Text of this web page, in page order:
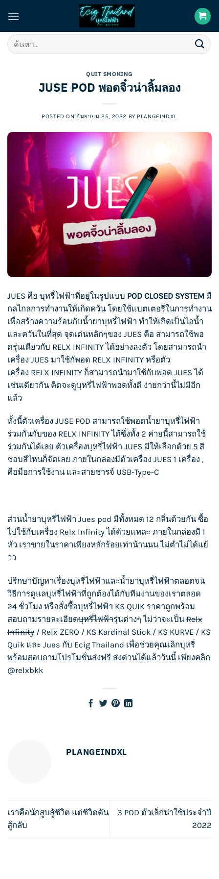
content
ค้นหา:
QUIT SMOKING
JUSE POD พอดจิ๋วน่าลิ้มลอง
POSTED ON กันยายน 25, 2022 BY PLANGEINDXL
JUES คือ บุหรี่ไฟฟ้าที่อยู่ในรูปแบบ POD CLOSED SYSTEM มี
กลไกลการทำงานให้เกิดควัน โดยใช้แบตเตอรี่ในการทำงาน
เพื่อสร้างความร้อนกับน้ำยาบุหรี่ไฟฟ้า ทำให้เกิดเป็นไอน้ำ
และควันในที่สุด จุดเด่นหลักๆของ JUES คือ สามารถใช้พอ
ดรุ่นเดียวกับ RELX INFINITYได้อย่างลงตัว โดยสามารถนำ
เครื่อง JUES มาใช้กัพอด RELX INFINITY หรือตัว
เครื่อง RELX INFINITY ก็สามารถนำมาใช้กับพอด JUES ได้
เช่นเดียวกัน คิดจะดูบุหรี่ไฟฟ้าพอดทั้งดี ง่ายกว่านี้ไม่มีอีก
แล้ว
ทั้งนี้ตัวเครื่อง JUSE POD สามารถใช้พอดน้ำยาบุหรี่ไฟฟ้า
ร่วมกันกับของ RELX INFINITY ได้ซึ่งทั้ง 2 ค่ายนี้สามารถใช้
ร่วมกันได้เลย ตัวเครื่องบุหรี่ไฟฟ้า JUES มีให้เลือกด้วย 5 สี
ชอบสีไหนก็จัดเลย ภายในกล่องมีตัวเครื่อง JUES 1 เครื่อง ,
คือมือการใช้งาน และสายชารจ์ USB-Type-C
ส่วนน้ำยาบุหรี่ไฟฟ้า Jues pod มีทั้งหมด 12 กลิ่นด้วยกัน ซื้อ
ไปใช้กับเครื่อง Relx Infinityได้ด้วยแหละ ภายในกล่องมี 1
หัว เราขายในราคาเพียงหลักร้อยเท่าน้านนน ไม่ตำไม่ได้แย้
วว
ปรึกษาปัญหาเรื่องบุหรี่ไฟฟ้าและน้ำยาบุหรี่ไฟฟ้าตลอดจน
วิธีการดูแลบุหรี่ไฟฟ้าที่ถูกต้องได้กับทีมงานของเราตลอด
24 ชั่วโมง หรือสั่งซื้อบุหรี่ไฟฟ้า KS QUIK ราคาถูกพร้อม
สอบถามรายละเอียดบุหรี่ไฟฟ้ารุ่นต่างๆ ไม่ว่าจะเป็น Relx
Infinity / Relx ZERO / KS Kardinal Stick / KS KURVE / KS
Quik และ Jues กับ Ecig Thailand เพื่อช่วยคุณเลิกบุหรี่
พร้อมสอบถามโปรโมชั่นส่งฟรี ส่งด่วนได้แล้ววันนี้ เพียงคลิก
@relxbkk
PLANGEINDXL
เราคือนักสูบสู้ชีวิต แต่ชีวิตดัน
สู้กลับ
3 POD ตัวเล็กน่าใช้ประจำปี
2022